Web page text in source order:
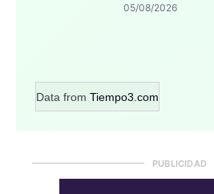
05/08/2026
Data from Tiempo3.com
PUBLICIDAD